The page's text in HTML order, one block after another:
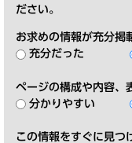
ださい。
お求めの情報が充分掲
充分だった
ページの構成や内容、
分かりやすい
この情報をすぐに見つ